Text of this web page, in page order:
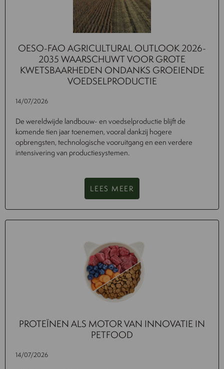
OESO-FAO AGRICULTURAL OUTLOOK 2026-
2035 WAARSCHUWT VOOR GROTE
KWETSBAARHEDEN ONDANKS GROEIENDE
VOEDSELPRODUCTIE
14/07/2026
De wereldwijde landbouw- en voedselproductie blijft de
komende tien jaar toenemen, vooral dankzij hogere
opbrengsten, technologische vooruitgang en een verdere
intensivering van productiesystemen.
LEES MEER
PROTEÏNEN ALS MOTOR VAN INNOVATIE IN
PETFOOD
14/07/2026